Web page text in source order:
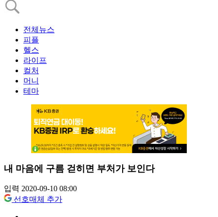
전체뉴스
피플
헬스
라이프
컬처
머니
테마
내 마음에 구름 걷히면 부처가 보인다
입력 2020-09-10 08:00
선호매체 추가